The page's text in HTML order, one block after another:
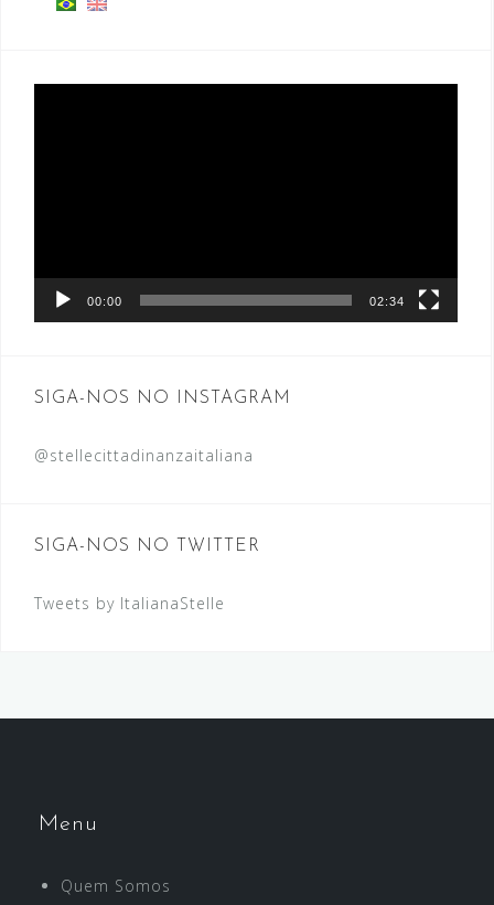
00:00 02:34
SIGA-NOS NO INSTAGRAM
@stellecittadinanzaitaliana
SIGA-NOS NO TWITTER
Tweets by ItalianaStelle
Menu
Quem Somos